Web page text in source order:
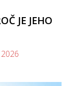
JE JEHO